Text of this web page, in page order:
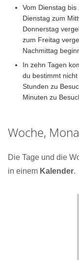
Vom Dienstag
Dienstag zum
Donnerstag
zum Freitag
Nachmittag
In zehn Tagen
du bestimmt
Stunden zu
Minuten zu
Woche,
Die Tage und die
in einem Kalender.